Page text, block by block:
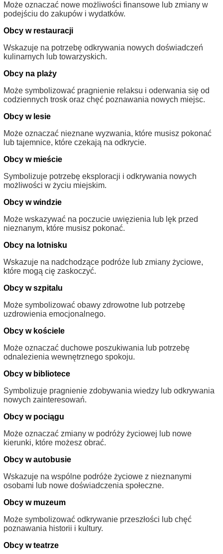
Może oznaczać nowe możliwości finansowe lub zmiany w
podejściu do zakupów i wydatków.
Obcy w restauracji
Wskazuje na potrzebę odkrywania nowych doświadczeń
kulinarnych lub towarzyskich.
Obcy na plaży
Może symbolizować pragnienie relaksu i oderwania się od
codziennych trosk oraz chęć poznawania nowych miejsc.
Obcy w lesie
Może oznaczać nieznane wyzwania, które musisz pokonać
lub tajemnice, które czekają na odkrycie.
Obcy w mieście
Symbolizuje potrzebę eksploracji i odkrywania nowych
możliwości w życiu miejskim.
Obcy w windzie
Może wskazywać na poczucie uwięzienia lub lęk przed
nieznanym, które musisz pokonać.
Obcy na lotnisku
Wskazuje na nadchodzące podróże lub zmiany życiowe,
które mogą cię zaskoczyć.
Obcy w szpitalu
Może symbolizować obawy zdrowotne lub potrzebę
uzdrowienia emocjonalnego.
Obcy w kościele
Może oznaczać duchowe poszukiwania lub potrzebę
odnalezienia wewnętrznego spokoju.
Obcy w bibliotece
Symbolizuje pragnienie zdobywania wiedzy lub odkrywania
nowych zainteresowań.
Obcy w pociągu
Może oznaczać zmiany w podróży życiowej lub nowe
kierunki, które możesz obrać.
Obcy w autobusie
Wskazuje na wspólne podróże życiowe z nieznanymi
osobami lub nowe doświadczenia społeczne.
Obcy w muzeum
Może symbolizować odkrywanie przeszłości lub chęć
poznawania historii i kultury.
Obcy w teatrze